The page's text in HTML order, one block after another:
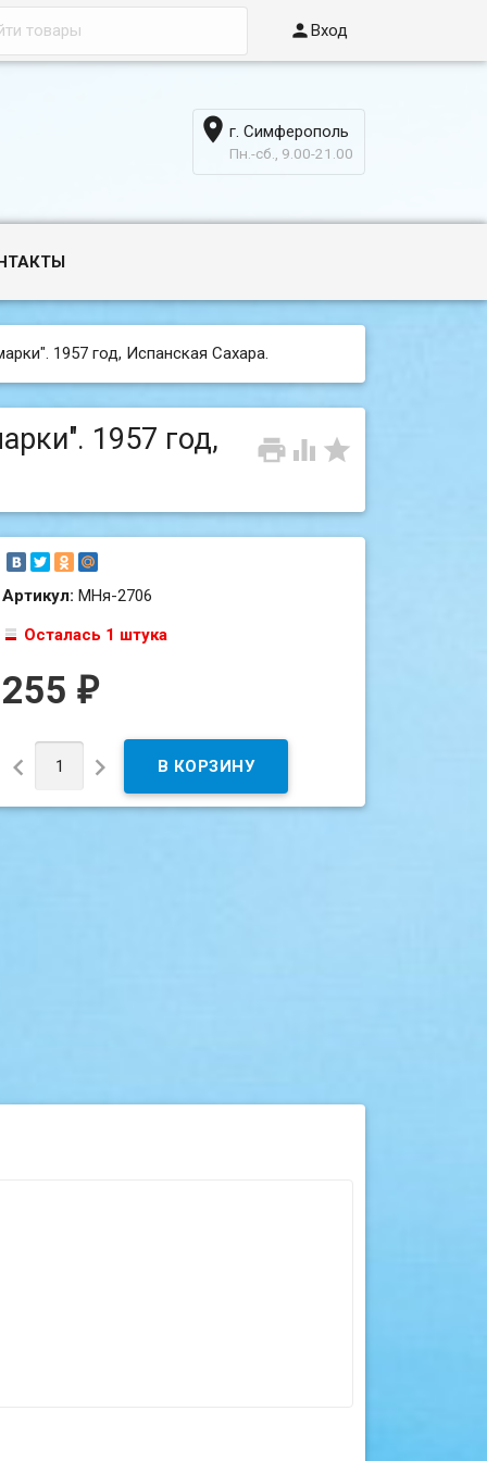
Вход
 г. Симферополь
Пн.-сб., 9.00-21.00
1957 год, Испанская Сахара.
  
1957 год,
Артикул:МНя-2706
Осталась 1 штука
255₽
 